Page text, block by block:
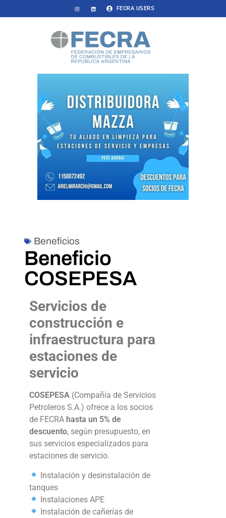
FECRA USERS
Beneficios
Beneficio
COSEPESA
Servicios de
construcción e
infraestructura para
estaciones de
servicio
COSEPESA (Compañía de Servicios
Petroleros S.A.) ofrece a los socios
de FECRA hasta un 5% de
descuento, según presupuesto, en
sus servicios especializados para
estaciones de servicio.
Instalación y desinstalación de
tanques
Instalaciones APE
Instalación de cañerías de